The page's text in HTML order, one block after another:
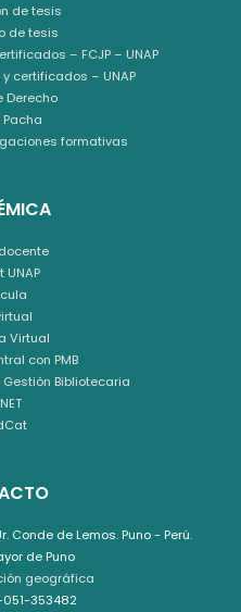
de tesis
de tesis
– FCJP – UNAP
certificados – UNAP
Derecho
Pacha
formativas
UNAP
Virtual
con PMB
Bibliotecaria
Conde de Lemos. Puno - Perú.
de Puno
geográfica
051-353482